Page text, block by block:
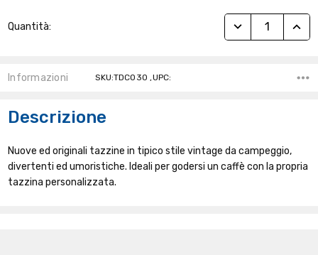
Attuale:
Quantità: RIDUCI
Informazioni SKU:TDC030 ,UPC:
Descrizione
Nuove ed originali tazzine in tipico stile vintage da campeggio,
divertenti ed umoristiche. Ideali per godersi un caffè con la propria
tazzina personalizzata.